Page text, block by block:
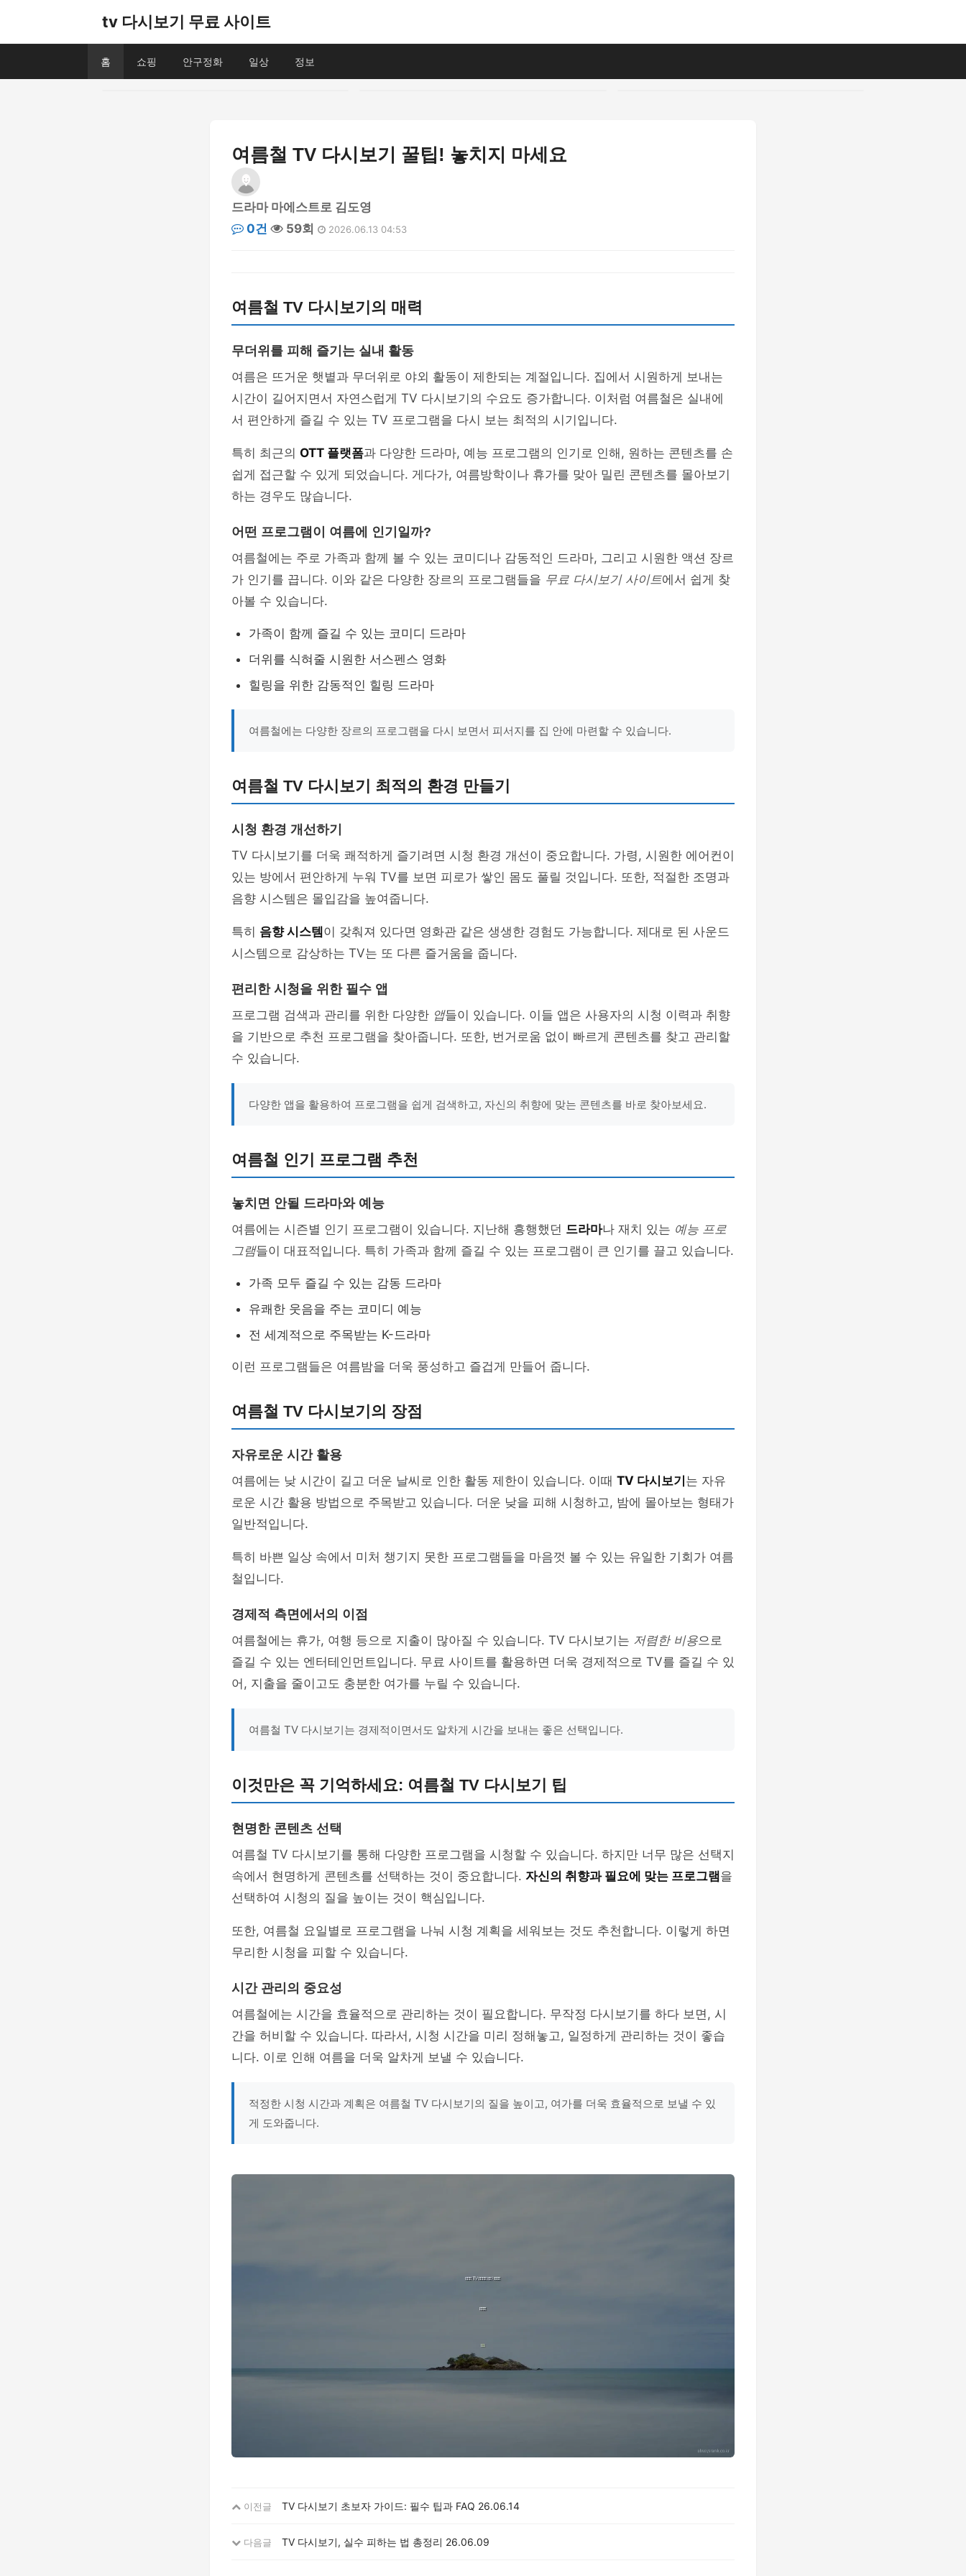
tv 다시보기 무료 사이트
홈 쇼핑 안구정화 일상 정보
여름철 TV 다시보기 꿀팁! 놓치지 마세요
드라마 마에스트로 김도영
0건
59회 2026.06.13 04:53
여름철 TV 다시보기의 매력
무더위를 피해 즐기는 실내 활동
여름은 뜨거운 햇볕과 무더위로 야외 활동이 제한되는 계절입니다. 집에서 시원하게 보내는
시간이 길어지면서 자연스럽게 TV 다시보기의 수요도 증가합니다. 이처럼 여름철은 실내에
서 편안하게 즐길 수 있는 TV 프로그램을 다시 보는 최적의 시기입니다.
특히 최근의 OTT 플랫폼과 다양한 드라마, 예능 프로그램의 인기로 인해, 원하는 콘텐츠를 손
쉽게 접근할 수 있게 되었습니다. 게다가, 여름방학이나 휴가를 맞아 밀린 콘텐츠를 몰아보기
하는 경우도 많습니다.
어떤 프로그램이 여름에 인기일까?
여름철에는 주로 가족과 함께 볼 수 있는 코미디나 감동적인 드라마, 그리고 시원한 액션 장르
가 인기를 끕니다. 이와 같은 다양한 장르의 프로그램들을 무료 다시보기 사이트에서 쉽게 찾
아볼 수 있습니다.
가족이 함께 즐길 수 있는 코미디 드라마
더위를 식혀줄 시원한 서스펜스 영화
힐링을 위한 감동적인 힐링 드라마
여름철에는 다양한 장르의 프로그램을 다시 보면서 피서지를 집 안에 마련할 수 있습니다.
여름철 TV 다시보기 최적의 환경 만들기
시청 환경 개선하기
TV 다시보기를 더욱 쾌적하게 즐기려면 시청 환경 개선이 중요합니다. 가령, 시원한 에어컨이
있는 방에서 편안하게 누워 TV를 보면 피로가 쌓인 몸도 풀릴 것입니다. 또한, 적절한 조명과
음향 시스템은 몰입감을 높여줍니다.
특히 음향 시스템 이 갖춰져 있다면 영화관 같은 생생한 경험도 가능합니다. 제대로 된 사운드
시스템으로 감상하는 TV는 또 다른 즐거움을 줍니다.
편리한 시청을 위한 필수 앱
프로그램 검색과 관리를 위한 다양한 앱들이 있습니다. 이들 앱은 사용자의 시청 이력과 취향
을 기반으로 추천 프로그램을 찾아줍니다. 또한, 번거로움 없이 빠르게 콘텐츠를 찾고 관리할
수 있습니다.
다양한 앱을 활용하여 프로그램을 쉽게 검색하고, 자신의 취향에 맞는 콘텐츠를 바로 찾아보세요.
여름철 인기 프로그램 추천
놓치면 안될 드라마와 예능
여름에는 시즌별 인기 프로그램이 있습니다. 지난해 흥행했던 드라마나 재치 있는 예능 프로
그램들이 대표적입니다. 특히 가족과 함께 즐길 수 있는 프로그램이 큰 인기를 끌고 있습니다.
가족 모두 즐길 수 있는 감동 드라마
유쾌한 웃음을 주는 코미디 예능
전 세계적으로 주목받는 K-드라마
이런 프로그램들은 여름밤을 더욱 풍성하고 즐겁게 만들어 줍니다.
여름철 TV 다시보기의 장점
자유로운 시간 활용
여름에는 낮 시간이 길고 더운 날씨로 인한 활동 제한이 있습니다. 이때 TV 다시보기 는 자유
로운 시간 활용 방법으로 주목받고 있습니다. 더운 낮을 피해 시청하고, 밤에 몰아보는 형태가
일반적입니다.
특히 바쁜 일상 속에서 미처 챙기지 못한 프로그램들을 마음껏 볼 수 있는 유일한 기회가 여름
철입니다.
경제적 측면에서의 이점
여름철에는 휴가, 여행 등으로 지출이 많아질 수 있습니다. TV 다시보기는 저렴한 비용으로
즐길 수 있는 엔터테인먼트입니다. 무료 사이트를 활용하면 더욱 경제적으로 TV를 즐길 수 있
어, 지출을 줄이고도 충분한 여가를 누릴 수 있습니다.
여름철 TV 다시보기는 경제적이면서도 알차게 시간을 보내는 좋은 선택입니다.
이것만은 꼭 기억하세요: 여름철 TV 다시보기 팁
현명한 콘텐츠 선택
여름철 TV 다시보기를 통해 다양한 프로그램을 시청할 수 있습니다. 하지만 너무 많은 선택지
속에서 현명하게 콘텐츠를 선택하는 것이 중요합니다. 자신의 취향과 필요에 맞는 프로그램을
선택하여 시청의 질을 높이는 것이 핵심입니다.
또한, 여름철 요일별로 프로그램을 나눠 시청 계획을 세워보는 것도 추천합니다. 이렇게 하면
무리한 시청을 피할 수 있습니다.
시간 관리의 중요성
여름철에는 시간을 효율적으로 관리하는 것이 필요합니다. 무작정 다시보기를 하다 보면, 시
간을 허비할 수 있습니다. 따라서, 시청 시간을 미리 정해놓고, 일정하게 관리하는 것이 좋습
니다. 이로 인해 여름을 더욱 알차게 보낼 수 있습니다.
적정한 시청 시간과 계획은 여름철 TV 다시보기의 질을 높이고, 여가를 더욱 효율적으로 보낼 수 있
게 도와줍니다.
이전글 TV 다시보기 초보자 가이드: 필수 팁과 FAQ 26.06.14
다음글 TV 다시보기, 실수 피하는 법 총정리 26.06.09